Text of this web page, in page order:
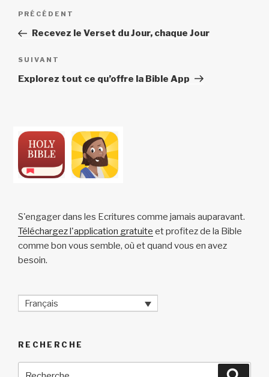
Navigation
l’article
Article
précédent
PRÉCÉDENT
Recevez le Verset du Jour, chaque Jour
Article
suivant
SUIVANT
Explorez tout ce qu’offre la Bible App
S'engager dans les Ecritures comme jamais auparavant.
Téléchargez l'application gratuite et profitez de la Bible
comme bon vous semble, où et quand vous en avez
besoin.
Français
RECHERCHE